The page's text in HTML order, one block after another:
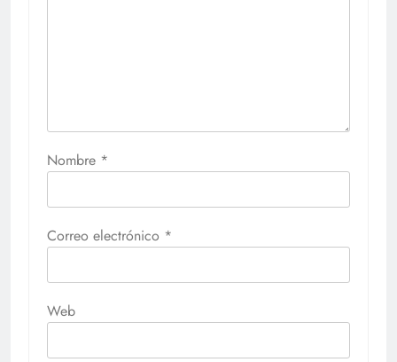
Nombre *
Correo electrónico *
Web